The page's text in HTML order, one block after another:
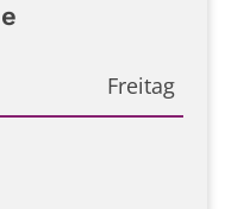
Freitag